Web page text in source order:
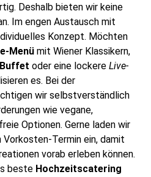
Deshalb bieten wir keine
Im engen Austausch mit
Konzept. Möchten
Menü mit Wiener Klassikern,
oder eine lockereLive-
es. Bei der
wir selbstverständlich
wie vegane,
Optionen. Gerne laden wir
Vorkosten-Termin ein, damit
vorab erleben können.
beste Hochzeitscatering